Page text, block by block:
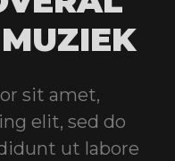
sit amet,
elit, sed do
ut labore